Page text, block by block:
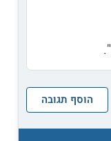
הוסף תגובה